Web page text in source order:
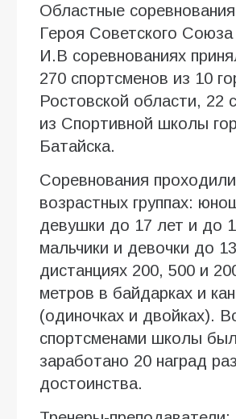
Областные
Героя Советского
И.В соревнованиях
270 спортсменов из 10
Ростовской области, 22
из Спортивной школы
Батайска.
Соревнования
возрастных группах:
девушки до 17 лет и до
мальчики и девочки до
дистанциях 200, 500 и
метров в байдарках и
(одиночках и двойках).
спортсменами школы
заработано 20 наград
достоинства.